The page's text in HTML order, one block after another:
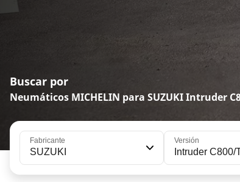
Buscar por
Neumáticos MICHELIN para SUZUKI Intruder
Fabricante
SUZUKI
Versión
Intruder C800/